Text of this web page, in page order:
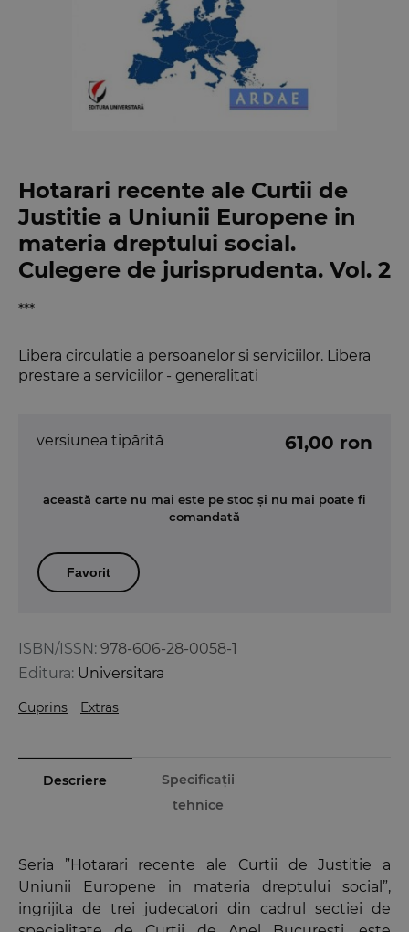
Hotarari recente ale Curtii de
Justitie a Uniunii Europene in
materia dreptului social.
Culegere de jurisprudenta. Vol. 2
Libera circulatie a persoanelor si serviciilor. Libera
prestare a serviciilor - generalitati
***
ISBN/ISSN: 978-606-28-0058-1
Editura: Universitara
Cuprins Extras
versiunea tipărită 61,00 ron
această carte nu mai este pe stoc și nu mai poate fi
comandată
Favorit
Descriere
Specificații
tehnice
Seria ”Hotarari recente ale Curtii de Justitie a
Uniunii Europene in materia dreptului social”,
ingrijita de trei judecatori din cadrul sectiei de